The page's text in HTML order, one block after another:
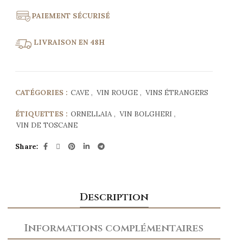
PAIEMENT SÉCURISÉ
LIVRAISON EN 48H
CATÉGORIES : CAVE , VIN ROUGE , VINS ÉTRANGERS
ÉTIQUETTES : ORNELLAIA , VIN BOLGHERI ,
VIN DE TOSCANE
Share
Description
Informations complémentaires